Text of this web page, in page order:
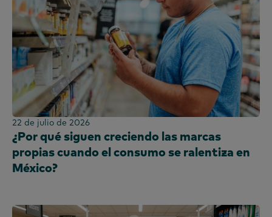
22 de julio de 2026
¿Por qué siguen creciendo las marcas
propias cuando el consumo se ralentiza en
México?